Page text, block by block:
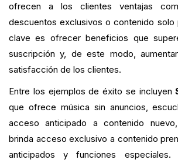
ofrecen a los clientes ventajas
descuentos exclusivos o contenido solo
clave es ofrecer beneficios que
suscripción y, de este modo,
satisfacción de los clientes.
Entre los ejemplos de éxito se incluyen
que ofrece música sin anuncios,
acceso anticipado a contenido
brinda acceso exclusivo a contenido
anticipados y funciones especiales.